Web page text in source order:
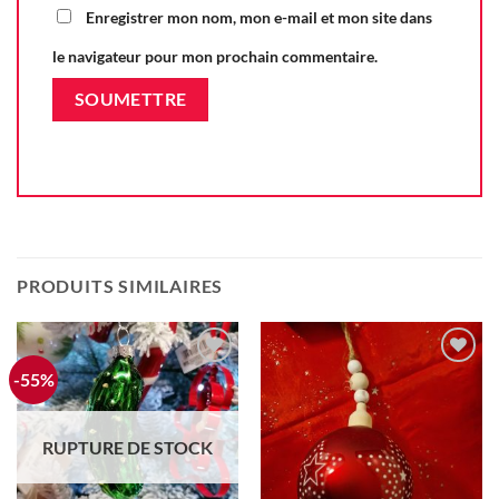
Enregistrer mon nom, mon e-mail et mon site dans
le navigateur pour mon prochain commentaire.
PRODUITS SIMILAIRES
-55%
Ajouter
à la liste
d'envie
RUPTURE DE STOCK
Ajouter